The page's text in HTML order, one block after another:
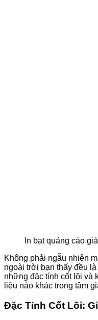
In bạt quảng cáo
Không phải ngẫu nhiên
ngoài trời bạn thấy đều
những đặc tính cốt lõi và
liệu nào khác trong tầm
Đặc Tính Cốt Lõi: